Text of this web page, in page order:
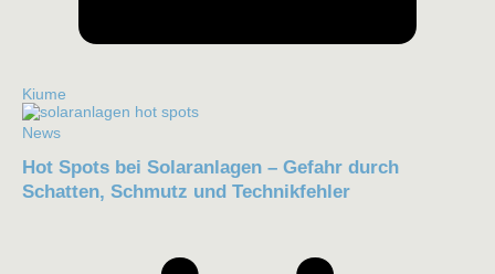
Kiume
News
Hot Spots bei Solaranlagen – Gefahr durch
Schatten, Schmutz und Technikfehler